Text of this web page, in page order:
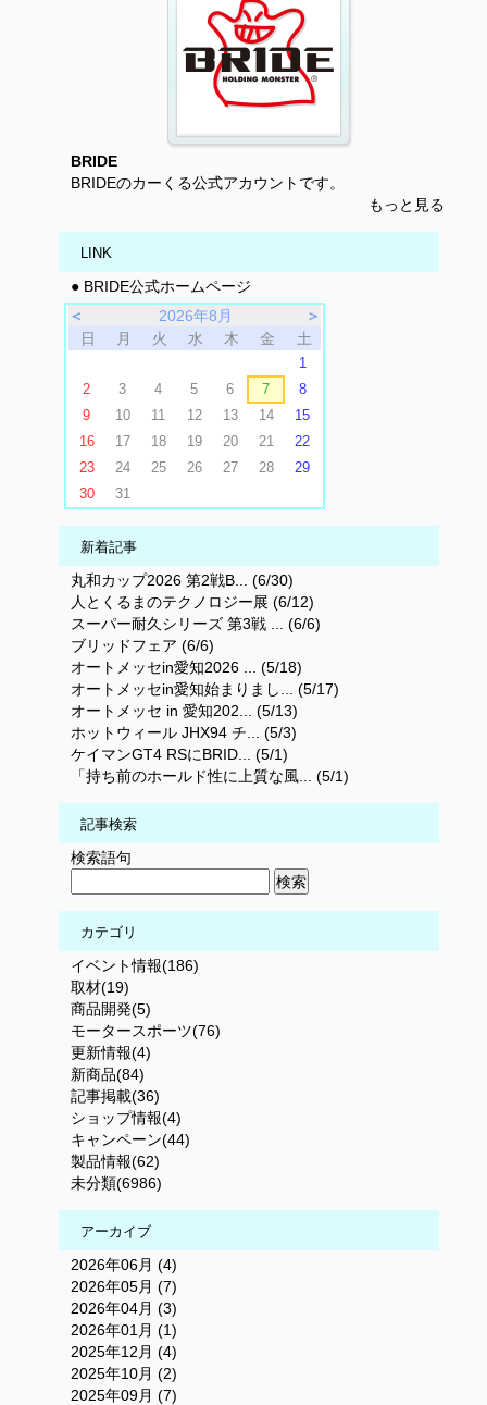
BRIDE
BRIDEのカーくる公式アカウントです。
もっと見る
LINK
● BRIDE公式ホームページ
＜
2026年8月
＞
日
月 火 水 木 金 土
1
2
3 4 5 6 7
8
9
10 11 12 13 14
15
16
17 18 19 20 21
22
23
24 25 26 27 28
29
30
31
新着記事
丸和カップ2026 第2戦B... (6/30)
人とくるまのテクノロジー展 (6/12)
スーパー耐久シリーズ 第3戦 ... (6/6)
ブリッドフェア (6/6)
オートメッセin愛知2026 ... (5/18)
オートメッセin愛知始まりまし... (5/17)
オートメッセ in 愛知202... (5/13)
ホットウィール JHX94 チ... (5/3)
ケイマンGT4 RSにBRID... (5/1)
「持ち前のホールド性に上質な風... (5/1)
記事検索
検索語句
カテゴリ
イベント情報(186)
取材(19)
商品開発(5)
モータースポーツ(76)
更新情報(4)
新商品(84)
記事掲載(36)
ショップ情報(4)
キャンペーン(44)
製品情報(62)
未分類(6986)
アーカイブ
2026年06月 (4)
2026年05月 (7)
2026年04月 (3)
2026年01月 (1)
2025年12月 (4)
2025年10月 (2)
2025年09月 (7)